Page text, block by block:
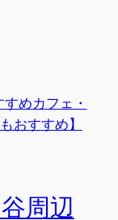
周辺